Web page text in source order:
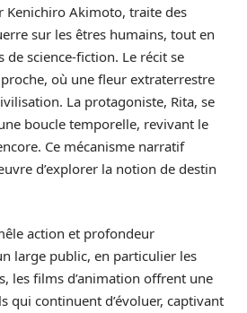
Kenichiro Akimoto, traite des
sur les êtres humains, tout en
de science-fiction. Le récit se
où une fleur extraterrestre
La protagoniste, Rita, se
boucle temporelle, revivant le
Ce mécanisme narratif
d’explorer la notion de destin
action et profondeur
large public, en particulier les
les films d’animation offrent une
qui continuent d’évoluer, captivant